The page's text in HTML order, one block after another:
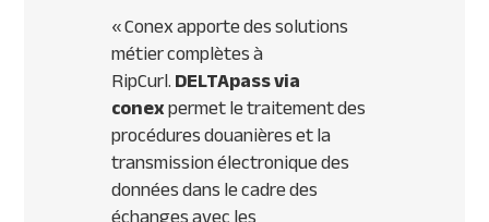
« Conex apporte des solutions
métier complètes à
RipCurl.DELTApass via
conexpermet le traitement des
procédures douanières et la
transmission électronique des
données dans le cadre des